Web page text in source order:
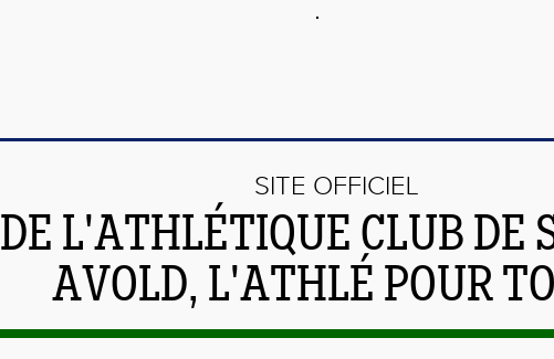
SITE OFFICIEL
DE L'ATHLÉTIQUE CLUB DE
AVOLD, L'ATHLÉ POUR